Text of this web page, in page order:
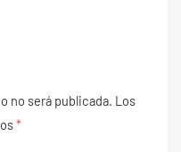
no será publicada. Los
*